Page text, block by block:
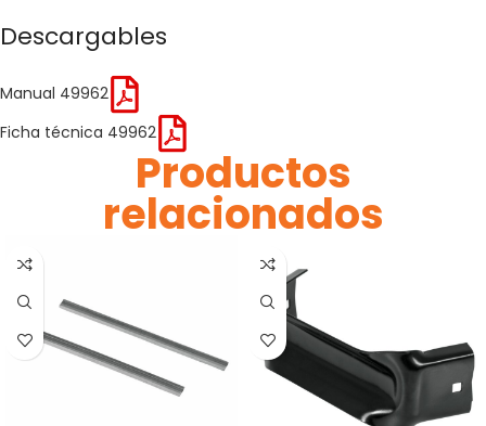
Descargables
Manual 49962
Ficha técnica 49962
Productos
relacionados